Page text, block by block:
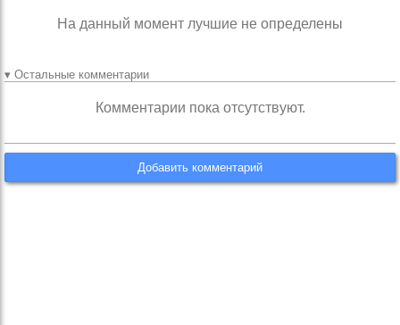
На данный момент лучшие не определены
▾ Остальные комментарии
Комментарии пока отсутствуют.
Добавить комментарий